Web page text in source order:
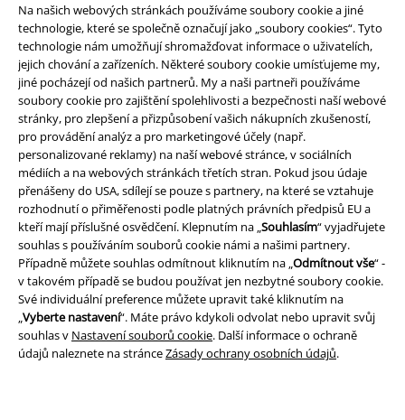
Na našich webových stránkách používáme soubory cookie a jiné
technologie, které se společně označují jako „soubory cookies“. Tyto
technologie nám umožňují shromažďovat informace o uživatelích,
jejich chování a zařízeních. Některé soubory cookie umísťujeme my,
jiné pocházejí od našich partnerů. My a naši partneři používáme
soubory cookie pro zajištění spolehlivosti a bezpečnosti naší webové
stránky, pro zlepšení a přizpůsobení vašich nákupních zkušeností,
pro provádění analýz a pro marketingové účely (např.
personalizované reklamy) na naší webové stránce, v sociálních
médiích a na webových stránkách třetích stran. Pokud jsou údaje
přenášeny do USA, sdílejí se pouze s partnery, na které se vztahuje
rozhodnutí o přiměřenosti podle platných právních předpisů EU a
kteří mají příslušné osvědčení. Klepnutím na „Souhlasím“ vyjadřujete
souhlas s používáním souborů cookie námi a našimi partnery.
Případně můžete souhlas odmítnout kliknutím na „Odmítnout vše“ -
v takovém případě se budou používat jen nezbytné soubory cookie.
Své individuální preference můžete upravit také kliknutím na
„Vyberte nastavení“. Máte právo kdykoli odvolat nebo upravit svůj
souhlas v Nastavení souborů cookie. Další informace o ochraně
údajů naleznete na stránceZásady ochrany osobních údajů.
Právní informace
Podmínky
Prohlášení
Ochrana osobních údajů
Likvidace odpadu a ochrana životního prostředí
Prohlášení o shodě
Informace o přístupnosti